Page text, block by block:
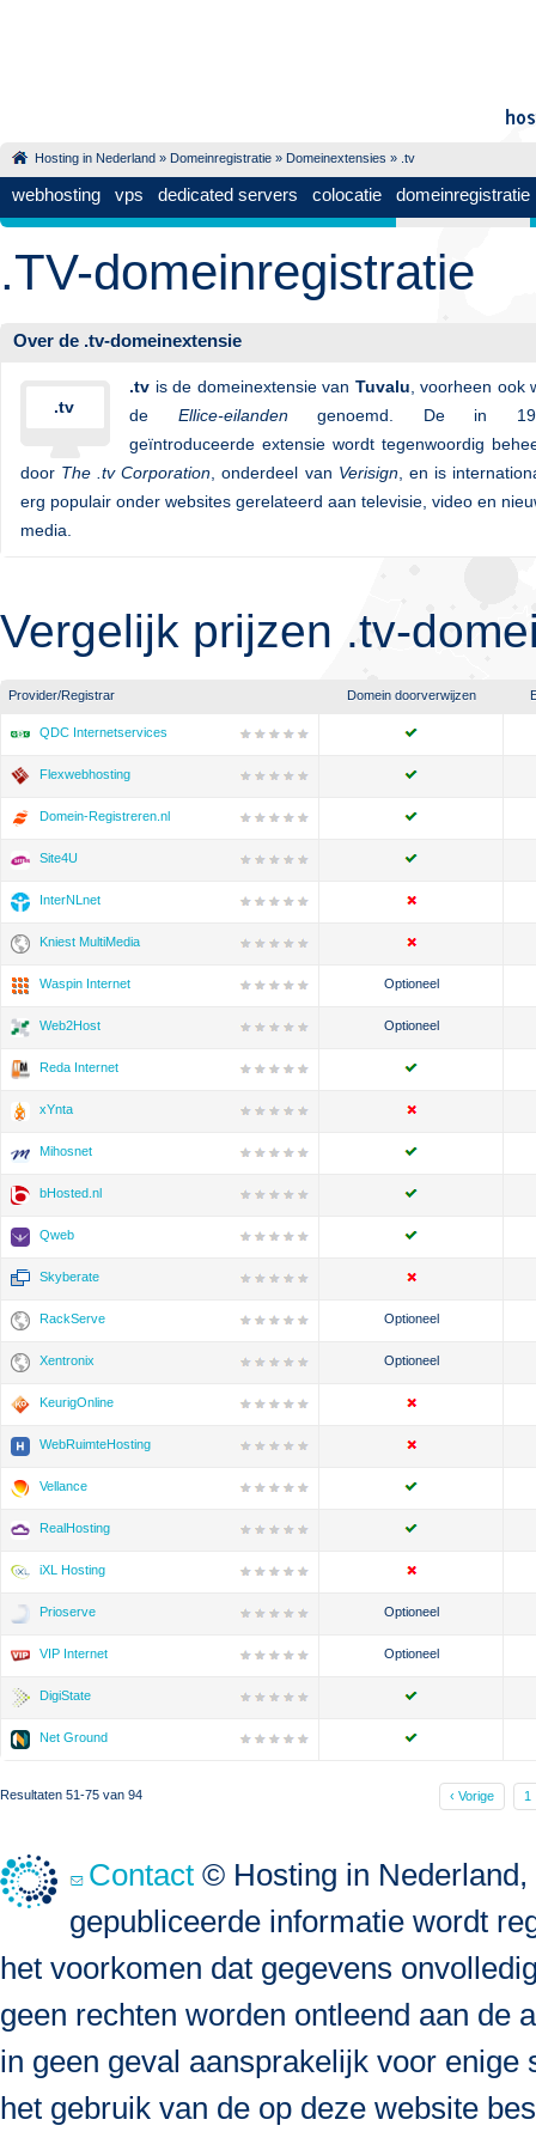
Hosting in Nederland » Domeinregistratie » Domeinextensies » .tv
webhosting vps dedicated servers colocatie domeinregistratie
.TV-domeinregistratie
Over de .tv-domeinextensie
.tv
.tv is de domeinextensie van Tuvalu, voorheen ook
de Ellice-eilandengenoemd. De in
geïntroduceerde extensie wordt tegenwoordig
door The .tv Corporation, onderdeel van Verisign, en is
erg populair onder websites gerelateerd aan televisie, video en
media.
Vergelijk prijzen .tv-
Provider/Registrar Domein doorverwijzen
QDC Internetservices
Flexwebhosting
Domein-Registreren.nl
Site4U
InterNLnet
Kniest MultiMedia
Waspin Internet Optioneel
Web2Host Optioneel
Reda Internet
xYnta
Mihosnet
bHosted.nl
Qweb
Skyberate
RackServe Optioneel
Xentronix Optioneel
KeurigOnline
WebRuimteHosting
Vellance
RealHosting
iXL Hosting
Prioserve Optioneel
VIP Internet Optioneel
DigiState
Net Ground
Resultaten 51-75 van 94 ‹ Vorige 1
Contact © Hosting in
gepubliceerde informatie wordt
het voorkomen dat gegevens
geen rechten worden ontleend aan de
in geen geval aansprakelijk voor
het gebruik van de op deze website